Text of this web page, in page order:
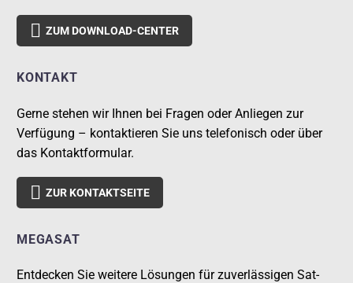
 ZUM DOWNLOAD-CENTER
KONTAKT
Gerne stehen wir Ihnen bei Fragen oder Anliegen zur
Verfügung – kontaktieren Sie uns telefonisch oder über
das Kontaktformular.
 ZUR KONTAKTSEITE
MEGASAT
Entdecken Sie weitere Lösungen für zuverlässigen Sat-